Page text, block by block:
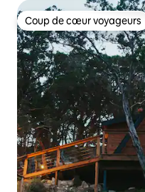
Coup de cœur voyageurs
Coup de cœur voyageurs